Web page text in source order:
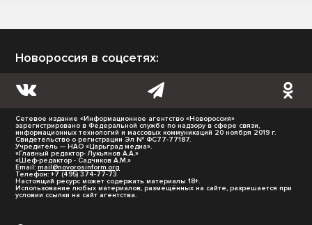
Новороссия в соцсетях:
Сетевое издание «Информационное агентство «Новороссия»
зарегистрировано в Федеральной службе по надзору в сфере связи,
информационных технологий и массовых коммуникаций 20 ноября 2019 г.
Свидетельство о регистрации Эл № ФС77-77187.
Учредитель — НАО «Царьград медиа».
«Главный редактор- Лукьянов А.А.»
«Шеф-редактор - Садчиков А.М.»
Email: mail@novorosinform.org
Телефон: +7 (495) 374-77-73
Настоящий ресурс может содержать материалы 18+.
Использование любых материалов, размещённых на сайте, разрешается при
условии ссылки на сайт агентства.